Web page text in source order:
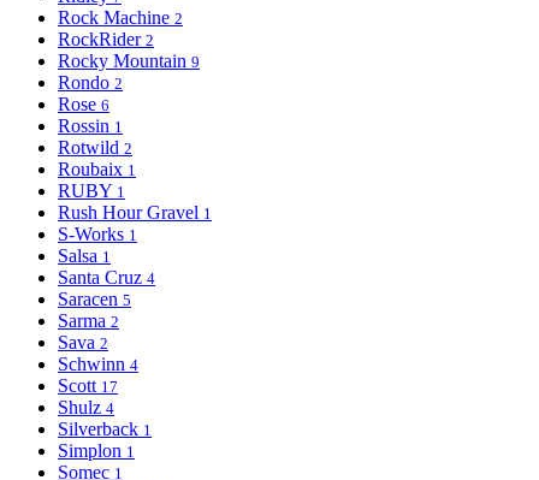
Rock Machine 2
RockRider 2
Rocky Mountain 9
Rondo 2
Rose 6
Rossin 1
Rotwild 2
Roubaix 1
RUBY 1
Rush Hour Gravel 1
S-Works 1
Salsa 1
Santa Cruz 4
Saracen 5
Sarma 2
Sava 2
Schwinn 4
Scott 17
Shulz 4
Silverback 1
Simplon 1
Somec 1